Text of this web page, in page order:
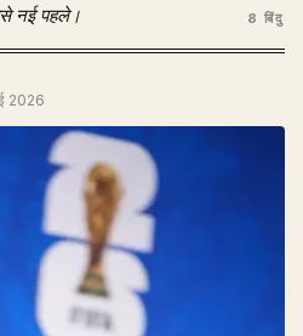
नई पहले। 8 बिंदु
2026